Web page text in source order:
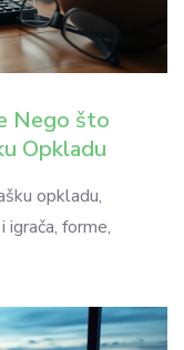
Nego što
Opkladu
opkladu,
forme,